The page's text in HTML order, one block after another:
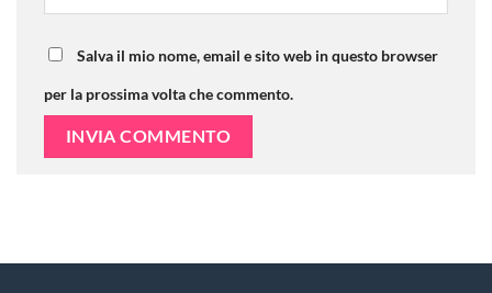
Salva il mio nome, email e sito web in questo browser
per la prossima volta che commento.